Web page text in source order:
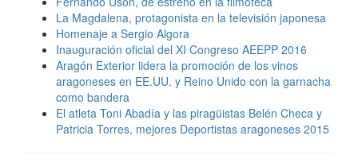
La Magdalena, protagonista en la televisión japonesa
Homenaje a Sergio Algora
Inauguración oficial del XI​ Congreso AEEPP 201​6​
Aragón Exterior lidera la promoción de los vinos
aragoneses en EE.UU. y Reino Unido con la garnacha
como bandera
El atleta Toni Abadía y las piragüistas Belén Checa y
Patricia Torres, mejores Deportistas aragoneses 2015